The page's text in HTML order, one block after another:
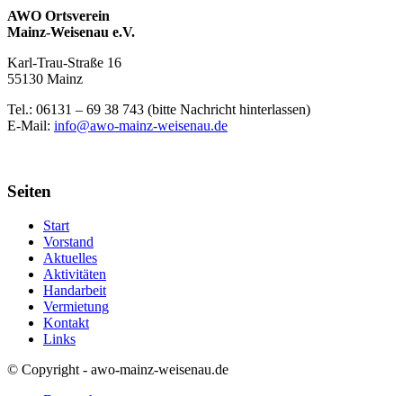
AWO Ortsverein
Mainz-Weisenau e.V.
Karl-Trau-Straße 16
55130 Mainz
Tel.: 06131 – 69 38 743 (bitte Nachricht hinterlassen)
E-Mail: info@awo-mainz-weisenau.de
Seiten
Start
Vorstand
Aktuelles
Aktivitäten
Handarbeit
Vermietung
Kontakt
Links
© Copyright - awo-mainz-weisenau.de